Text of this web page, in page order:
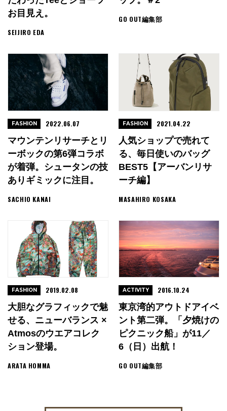
お目見え。
SEIJIRO EDA
GO OUT編集部
マウンテンリサーチとリ
ーボックの第6弾コラボ
が着弾。シュータンの技
ありギミックに注目。
SACHIO KANAI
FASHION 2022.06.07
人気ショップで売れて
る、毎日使いのバッグ
BEST5【アーバンリサ
ーチ編】
MASAHIRO KOSAKA
FASHION 2021.04.22
大胆なグラフィックで魅
せる、ニューバランス ×
Atmosのウエアコレク
ション登場。
ARATA HOMMA
FASHION 2019.02.08
東京湾的アウトドアイベ
ント第二弾。「夕焼けの
ピクニック船」が11／
6（日）出航！
GO OUT編集部
ACTIVITY 2016.10.24